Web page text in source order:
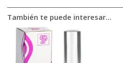
También te puede interesar...